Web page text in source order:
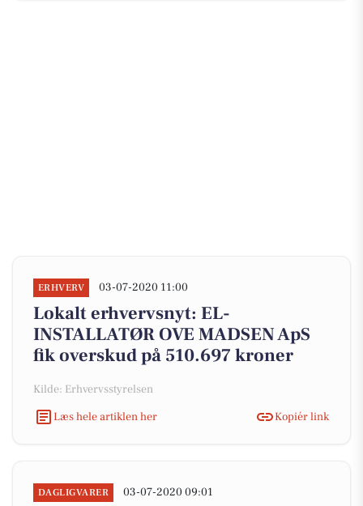
ERHVERV 03-07-2020 11:00
Lokalt erhvervsnyt: EL-
INSTALLATØR OVE MADSEN ApS
fik overskud på 510.697 kroner
Kilde: Erhvervsstyrelsen
Læs hele artiklen her
Kopiér link
DAGLIGVARER 03-07-2020 09:01